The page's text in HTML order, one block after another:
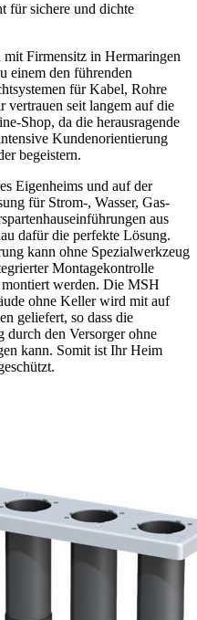
für sichere und dichte
Firmensitz in Hermaringen
einem den führenden
für Kabel, Rohre
vertrauen seit langem auf die
Shop, da die herausragende
Kundenorientierung
begeistern.
Eigenheims und auf der
für Strom-, Wasser, Gas-
aus
dafür die perfekte Lösung.
kann ohne Spezialwerkzeug
Montagekontrolle
werden. Die MSH
ohne Keller wird mit auf
geliefert, so dass die
durch den Versorger ohne
kann. Somit ist Ihr Heim